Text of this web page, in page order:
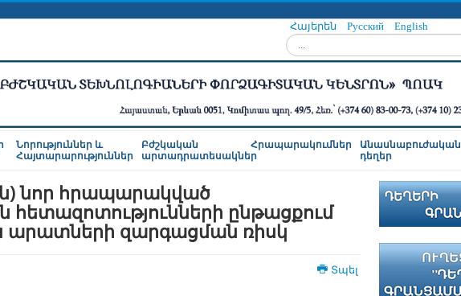
Հայերեն Русский English
Որոնել...
Նորություններ և
Հայտարարություններ
Բժշկական
արտադրատեսակներ
Հրապարակումներ
Անասնաբուժական
դեղեր
նոր հրապարակված
ընթացքում
արատների զարգացման ռիսկ
Տպել